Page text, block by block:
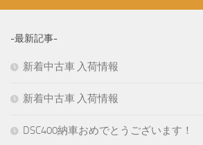
-最新記事-
新着中古車 入荷情報
新着中古車 入荷情報
DSC400納車おめでとうございます！